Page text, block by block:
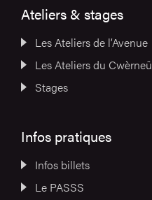
Ateliers & stages
Les Ateliers de l’Avenue
Les Ateliers du Cwèrneû
Stages
Infos pratiques
Infos billets
Le PASSS